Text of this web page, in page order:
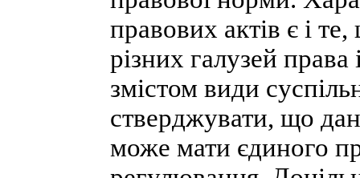
правових актів є і
різних галузей
змістом види
стверджувати, що
може мати єдиного